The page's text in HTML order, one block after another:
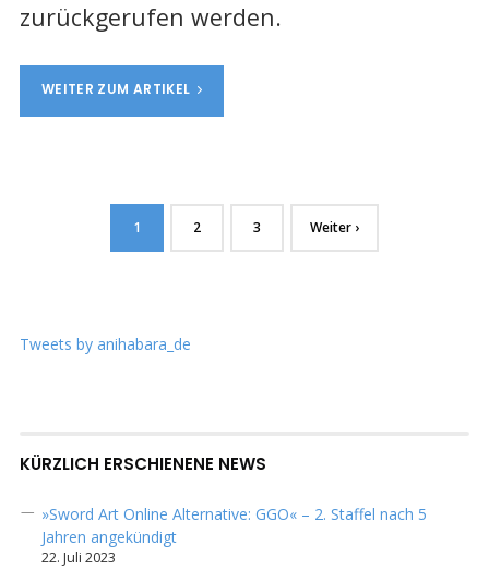
zurückgerufen werden.
WEITER ZUM ARTIKEL
1 2 3 Weiter ›
Tweets by anihabara_de
KÜRZLICH ERSCHIENENE NEWS
»Sword Art Online Alternative: GGO« – 2. Staffel nach 5
Jahren angekündigt
22. Juli 2023